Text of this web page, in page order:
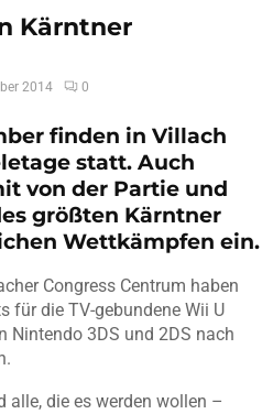
Kärntner
2014 0
finden in Villach
statt. Auch
von der Partie und
größten Kärntner
Wettkämpfen ein.
Congress Centrum haben
für die TV-gebundene Wii U
Nintendo 3DS und 2DS nach
alle, die es werden wollen –